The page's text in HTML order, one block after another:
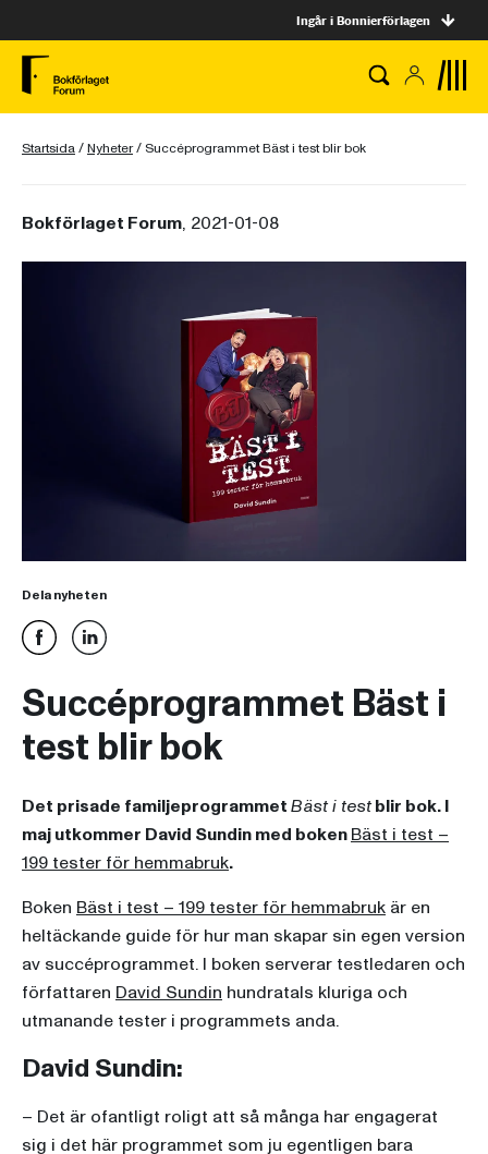
Ingår i Bonnierförlagen
Startsida/Nyheter/Succéprogrammet Bäst i test blir bok
Bokförlaget Forum, 2021-01-08
Dela nyheten
Succéprogrammet Bäst i
test blir bok
Det prisade familjeprogrammetBäst i testblir bok. I
maj utkommer David Sundin med bokenBäst i test –
199 tester för hemmabruk.
Boken Bäst i test – 199 tester för hemmabruk är en
heltäckande guide för hur man skapar sin egen version
av succéprogrammet. I boken serverar testledaren och
författaren David Sundin hundratals kluriga och
utmanande tester i programmets anda.
David Sundin:
– Det är ofantligt roligt att så många har engagerat
sig i det här programmet som ju egentligen bara